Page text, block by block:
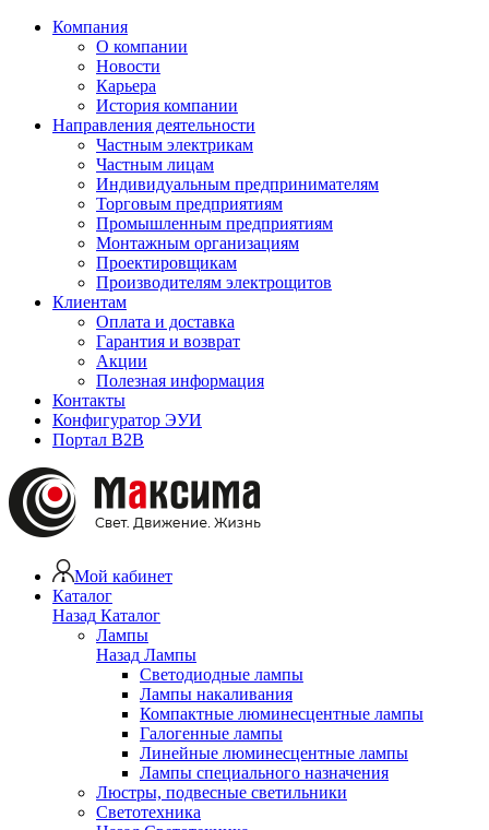
Компания
О компании
Новости
Карьера
История компании
Направления деятельности
Частным электрикам
Частным лицам
Индивидуальным предпринимателям
Торговым предприятиям
Промышленным предприятиям
Монтажным организациям
Проектировщикам
Производителям электрощитов
Клиентам
Оплата и доставка
Гарантия и возврат
Акции
Полезная информация
Контакты
Конфигуратор ЭУИ
Портал B2B
Мой кабинет
Каталог
Назад Каталог
Лампы
Назад Лампы
Светодиодные лампы
Лампы накаливания
Компактные люминесцентные лампы
Галогенные лампы
Линейные люминесцентные лампы
Лампы специального назначения
Люстры, подвесные светильники
Светотехника